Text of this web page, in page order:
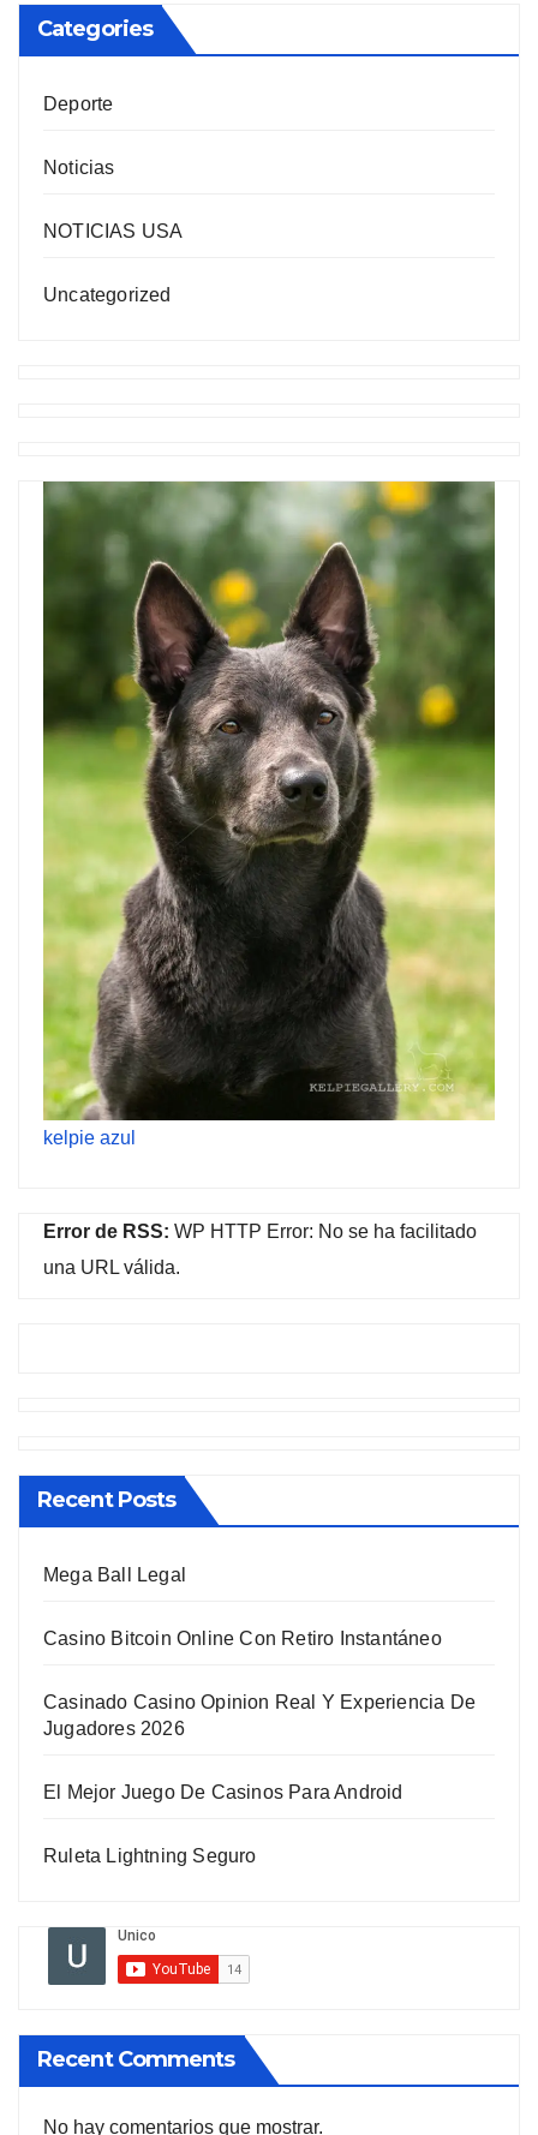
Categories
Deporte
Noticias
NOTICIAS USA
Uncategorized
kelpie azul
Error de RSS: WP HTTP Error: No se ha facilitado
una URL válida.
Recent Posts
Mega Ball Legal
Casino Bitcoin Online Con Retiro Instantáneo
Casinado Casino Opinion Real Y Experiencia De
Jugadores 2026
El Mejor Juego De Casinos Para Android
Ruleta Lightning Seguro
Recent Comments
No hay comentarios que mostrar.